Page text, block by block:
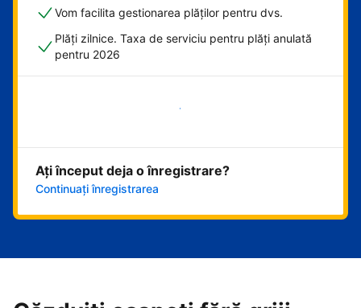
Vom facilita gestionarea plăților pentru dvs.
Plăți zilnice. Taxa de serviciu pentru plăți anulată
pentru 2026
Începeți acum
Ați început deja o înregistrare?
Continuați înregistrarea